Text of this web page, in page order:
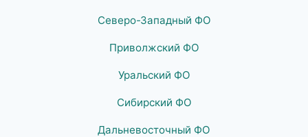
Северо-Западный ФО
Приволжский ФО
Уральский ФО
Сибирский ФО
Дальневосточный ФО